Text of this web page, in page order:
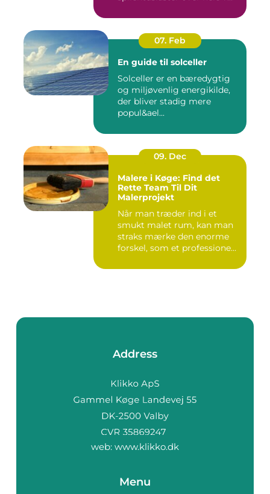
07. Feb
En guide til solceller
Solceller er en bæredygtig
og miljøvenlig energikilde,
der bliver stadig mere
popul&ael...
09. Dec
Malere i Køge: Find det
Rette Team Til Dit
Malerprojekt
Når man træder ind i et
smukt malet rum, kan man
straks mærke den enorme
forskel, som et professione...
Address
web: www.klikko.dk
Menu